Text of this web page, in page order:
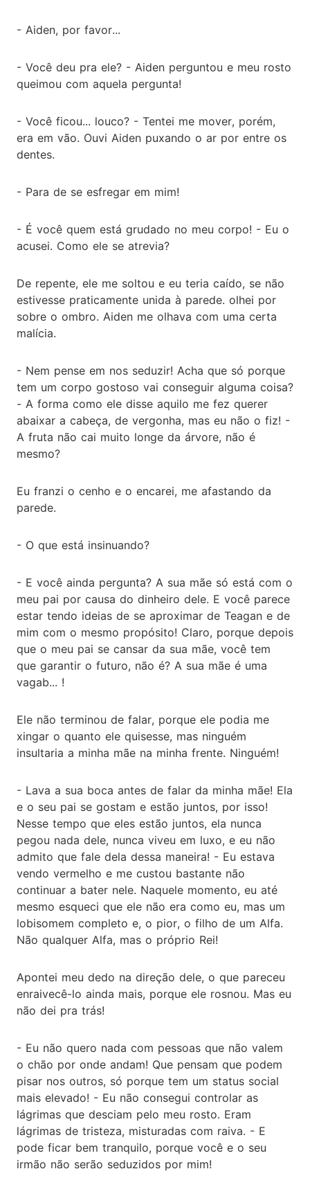
- Aiden, por favor...
- Você deu pra ele? - Aiden perguntou e meu rosto
queimou com aquela pergunta!
- Você ficou... louco? - Tentei me mover, porém,
era em vão. Ouvi Aiden puxando o ar por entre os
dentes.
- Para de se esfregar em mim!
- É você quem está grudado no meu corpo! - Eu o
acusei. Como ele se atrevia?
De repente, ele me soltou e eu teria caído, se não
estivesse praticamente unida à parede. olhei por
sobre o ombro. Aiden me olhava com uma certa
malícia.
- Nem pense em nos seduzir! Acha que só porque
tem um corpo gostoso vai conseguir alguma coisa?
- A forma como ele disse aquilo me fez querer
abaixar a cabeça, de vergonha, mas eu não o fiz! -
A fruta não cai muito longe da árvore, não é
mesmo?
Eu franzi o cenho e o encarei, me afastando da
parede.
- O que está insinuando?
- E você ainda pergunta? A sua mãe só está com o
meu pai por causa do dinheiro dele. E você parece
estar tendo ideias de se aproximar de Teagan e de
mim com o mesmo propósito! Claro, porque depois
que o meu pai se cansar da sua mãe, você tem
que garantir o futuro, não é? A sua mãe é uma
vagab... !
Ele não terminou de falar, porque ele podia me
xingar o quanto ele quisesse, mas ninguém
insultaria a minha mãe na minha frente. Ninguém!
- Lava a sua boca antes de falar da minha mãe! Ela
e o seu pai se gostam e estão juntos, por isso!
Nesse tempo que eles estão juntos, ela nunca
pegou nada dele, nunca viveu em luxo, e eu não
admito que fale dela dessa maneira! - Eu estava
vendo vermelho e me custou bastante não
continuar a bater nele. Naquele momento, eu até
mesmo esqueci que ele não era como eu, mas um
lobisomem completo e, o pior, o filho de um Alfa.
Não qualquer Alfa, mas o próprio Rei!
Apontei meu dedo na direção dele, o que pareceu
enraivecê-lo ainda mais, porque ele rosnou. Mas eu
não dei pra trás!
- Eu não quero nada com pessoas que não valem
o chão por onde andam! Que pensam que podem
pisar nos outros, só porque tem um status social
mais elevado! - Eu não consegui controlar as
lágrimas que desciam pelo meu rosto. Eram
lágrimas de tristeza, misturadas com raiva. - E
pode ficar bem tranquilo, porque você e o seu
irmão não serão seduzidos por mim!